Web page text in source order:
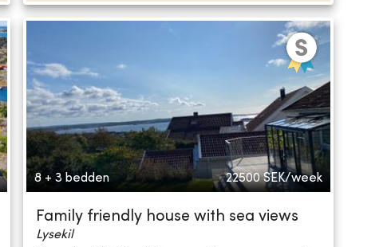
8 + 3 bedden 22500 SEK/week
Family friendly house with sea views
Lysekil